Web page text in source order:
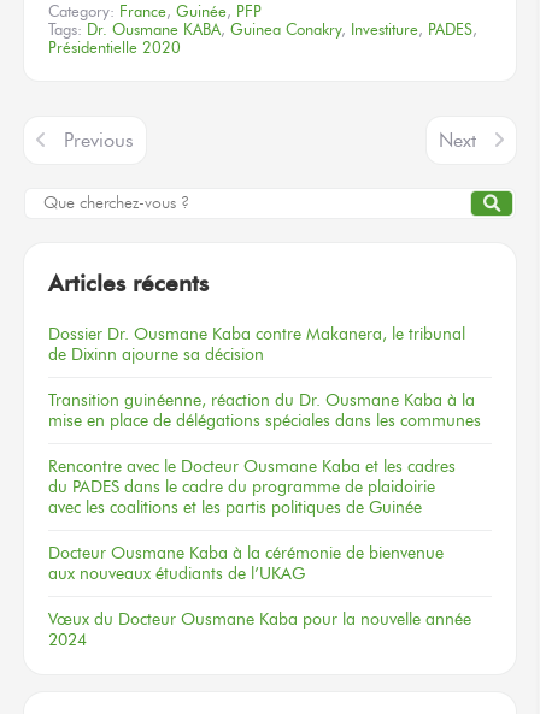
Articles récents
Dossier Dr. Ousmane Kaba contre Makanera, le tribunal
de Dixinn ajourne sa décision
Transition guinéenne, réaction du Dr. Ousmane Kaba à la
mise en place de délégations spéciales dans les communes
Rencontre avec le Docteur Ousmane Kaba et les cadres
du PADES dans le cadre du programme de plaidoirie
avec les coalitions et les partis politiques de Guinée
Docteur Ousmane Kaba à la cérémonie de bienvenue
aux nouveaux étudiants de l’UKAG
Vœux du Docteur Ousmane Kaba pour la nouvelle année
2024
Category: France, Guinée, PFP
Tags: Dr. Ousmane KABA, Guinea Conakry, Investiture, PADES,
Présidentielle 2020
Previous Next